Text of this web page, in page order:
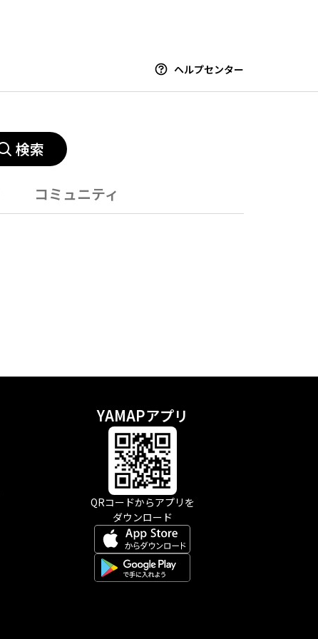
ヘルプセンター
検索
コミュニティ
YAMAPアプリ
QRコードからアプリを
ダウンロード